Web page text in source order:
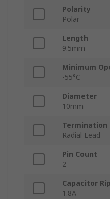
Polarity
Polar
Length
9.5mm
Minimum
-55°C
Diameter
10mm
Termination
Radial Lead
Pin Count
2
Capacitor
1.8A